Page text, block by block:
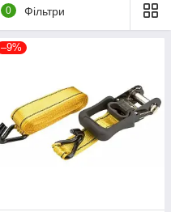
0 Фільтри
–9%